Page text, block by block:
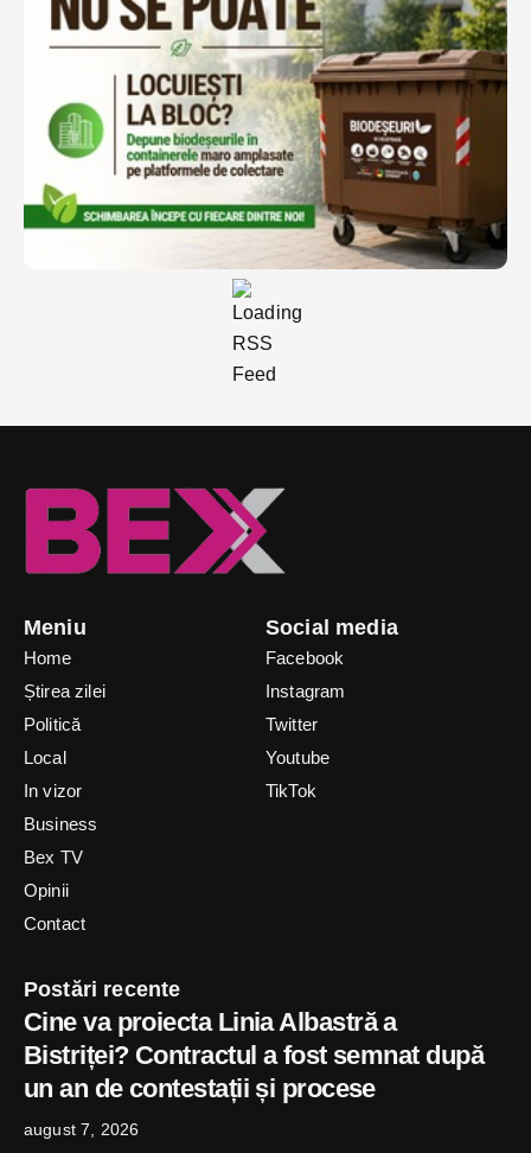
Meniu
Home
Știrea zilei
Politică
Local
In vizor
Business
Bex TV
Opinii
Contact
Social media
Facebook
Instagram
Twitter
Youtube
TikTok
Postări recente
Cine va proiecta Linia Albastră a
Bistriței? Contractul a fost semnat după
un an de contestații și procese
august 7, 2026